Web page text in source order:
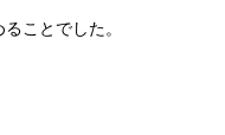
ことでした。